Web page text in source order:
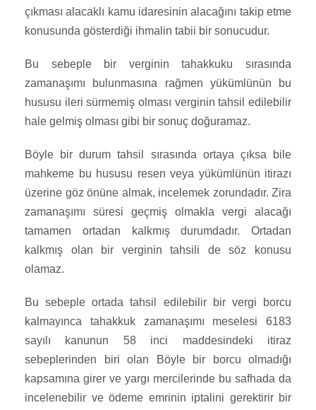
çıkması alacaklı kamu idaresinin alacağını takip etme
konusunda gösterdiği ihmalin tabii bir sonucudur.
Bu sebeple bir verginin tahakkuku sırasında
zamanaşımı bulunmasına rağmen yükümlünün bu
hususu ileri sürmemiş olması verginin tahsil edilebilir
hale gelmiş olması gibi bir sonuç doğuramaz.
Böyle bir durum tahsil sırasında ortaya çıksa bile
mahkeme bu hususu resen veya yükümlünün itirazı
üzerine göz önüne almak, incelemek zorundadır. Zira
zamanaşımı süresi geçmiş olmakla vergi alacağı
tamamen ortadan kalkmış durumdadır. Ortadan
kalkmış olan bir verginin tahsili de söz konusu
olamaz.
Bu sebeple ortada tahsil edilebilir bir vergi borcu
kalmayınca tahakkuk zamanaşımı meselesi 6183
sayılı kanunun 58 inci maddesindeki itiraz
sebeplerinden biri olan Böyle bir borcu olmadığı
kapsamına girer ve yargı mercilerinde bu safhada da
incelenebilir ve ödeme emrinin iptalini gerektirir bir